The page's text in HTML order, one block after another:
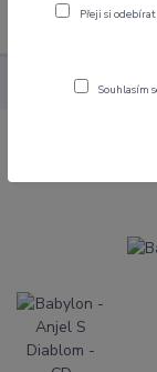
Alba CD
Babylon -
Přeji si
Souhlasím